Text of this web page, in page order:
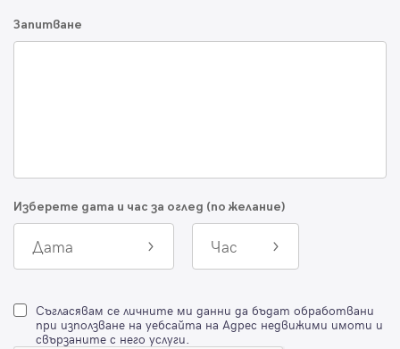
Запитване
Изберете дата и час за оглед (по желание)
Дата Час
Съгласявам се личните ми данни да бъдат обработвани
при използване на уебсайта на Адрес недвижими имоти и
свързаните с него услуги.